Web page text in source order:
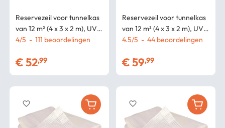
Reservezeil voor tunnelkas
van 12 m² (4 x 3 x 2 m), UV-
bestendig, met deur en
4/5 - 111 beoordelingen
€52,99
favorite_border
Reservezeil voor tunnelkas
van 12 m² (4 x 3 x 2 m), UV-
bestendig, met deur en
geschikt voor alle
4.5/5 - 44 beoordelingen
€59,99
favorite_border